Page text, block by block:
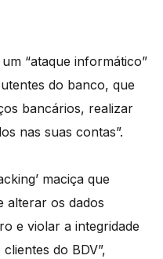
“ataque informático”
do banco, que
bancários, realizar
nas suas contas”.
maciça que
alterar os dados
e violar a integridade
do BDV”,